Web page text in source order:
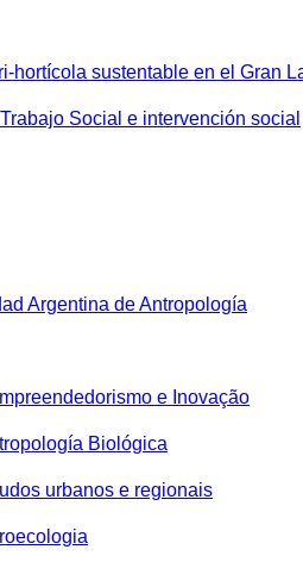
hortícola sustentable en el Gran
Social e intervención social
Argentina de Antropología
e Inovação
Biológica
urbanos e regionais